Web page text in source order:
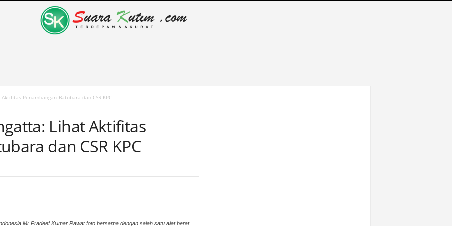
Penambangan Batubara dan CSR KPC
Lihat Aktifitas
dan CSR KPC
Mr Pradeef Kumar Rawat foto bersama dengan salah satu alat berat